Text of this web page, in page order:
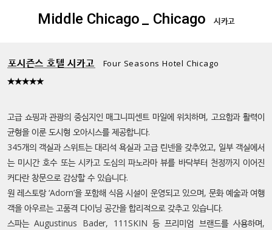
Middle Chicago_ Chicago 시카고
포시즌스 호텔 시카고 Four Seasons Hotel Chicago
★★★★★
고급 쇼핑과 관광의 중심지인 매그니피센트 마일에 위치하며, 고요함과 활력이
균형을 이룬 도시형 오아시스를 제공합니다.
345개의 객실과 스위트는 대리석 욕실과 고급 린넨을 갖추었고, 일부 객실에서
는 미시간 호수 또는 시카고 도심의 파노라마 뷰를 바닥부터 천정까지 이어진
커다란 창문으로 감상할 수 있습니다.
원 레스토랑 ‘Adorn’을 포함해 식음 시설이 운영되고 있으며, 문화 예술과 여행
객을 아우르는 고품격 다이닝 공간을 합리적으로 갖추고 있습니다.
스파는 Augustinus Bader, 111SKIN 등 프리미엄 브랜드를 사용하며,